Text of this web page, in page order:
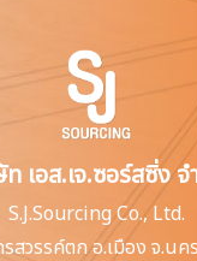
เอส.เจ.ซอร์สซิ่ง
S.J.Sourcing Co., Ltd.
สวรรค์ตกอ.เมือง จ.นค